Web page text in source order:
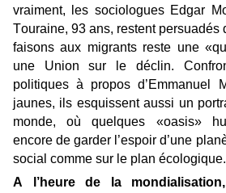
vraiment, les sociologues Edgar
Touraine, 93 ans, restent persuadés
faisons aux migrants reste une
une Union sur le déclin.
politiques à propos d’Emmanuel
jaunes, ils esquissent aussi un
monde, où quelques «oasis»
encore de garder l’espoir d’une
social comme sur le plan écologique.
A l’heure de la